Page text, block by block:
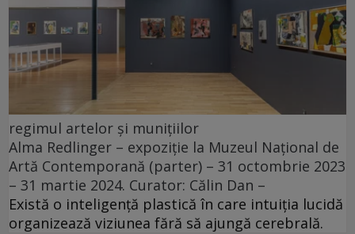
regimul artelor și munițiilor
Alma Redlinger – expoziție la Muzeul Național de
Artă Contemporană (parter) – 31 octombrie 2023
– 31 martie 2024. Curator: Călin Dan –
Există o inteligență plastică în care intuiția lucidă
organizează viziunea fără să ajungă cerebrală.